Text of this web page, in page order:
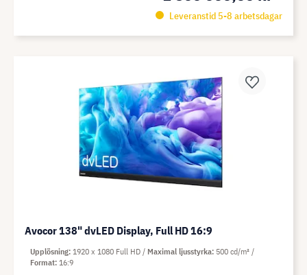
Leveranstid 5-8 arbetsdagar
Avocor 138" dvLED Display, Full HD 16:9
Upplösning 1920 x 1080 Full HD Maximal ljusstyrka 500 cd/m²
Format 16:9